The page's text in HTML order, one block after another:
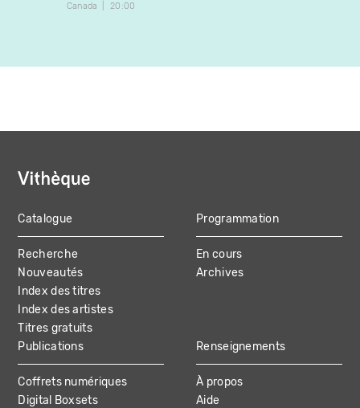
Canada
20:00
MAIN
NAVIGATION
Catalogue
Recherche
Nouveautés
Index des titres
Index des artistes
Titres gratuits
Programmation
En cours
Archives
Publications
Coffrets numériques
Digital Boxsets
Renseignements
À propos
Aide